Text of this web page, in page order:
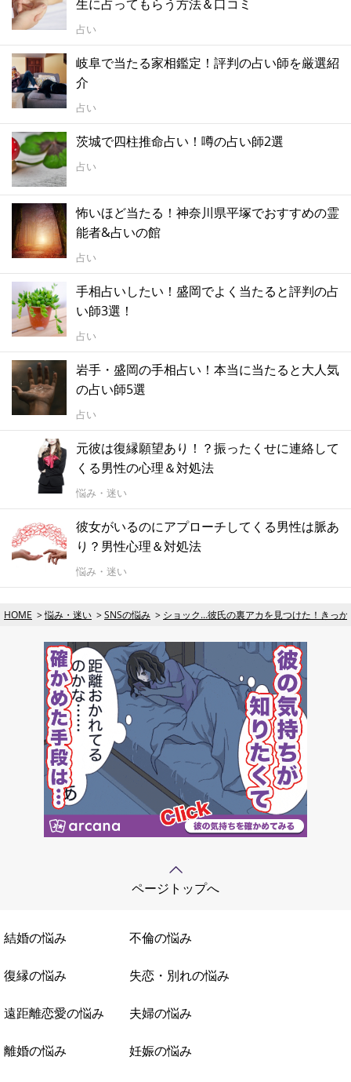
生に占ってもらう方法＆口コミ
占い
岐阜で当たる家相鑑定！評判の占い師を厳選紹
介
占い
茨城で四柱推命占い！噂の占い師2選
占い
怖いほど当たる！神奈川県平塚でおすすめの霊
能者&占いの館
占い
手相占いしたい！盛岡でよく当たると評判の占
い師3選！
占い
岩手・盛岡の手相占い！本当に当たると大人気
の占い師5選
占い
元彼は復縁願望あり！？振ったくせに連絡して
くる男性の心理＆対処法
悩み・迷い
彼女がいるのにアプローチしてくる男性は脈あ
り？男性心理＆対処法
悩み・迷い
HOME 悩み・迷い SNSの悩み ショック…彼氏の裏アカを見つけた！きっ
ページトップへ
結婚の悩み 不倫の悩み
復縁の悩み 失恋・別れの悩み
遠距離恋愛の悩み 夫婦の悩み
離婚の悩み 妊娠の悩み